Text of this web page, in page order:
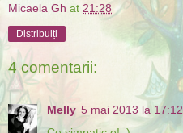
Micaela Gh at 21:28
Distribuiți
4 comentarii:
Melly 5 mai 2013 la 17:12